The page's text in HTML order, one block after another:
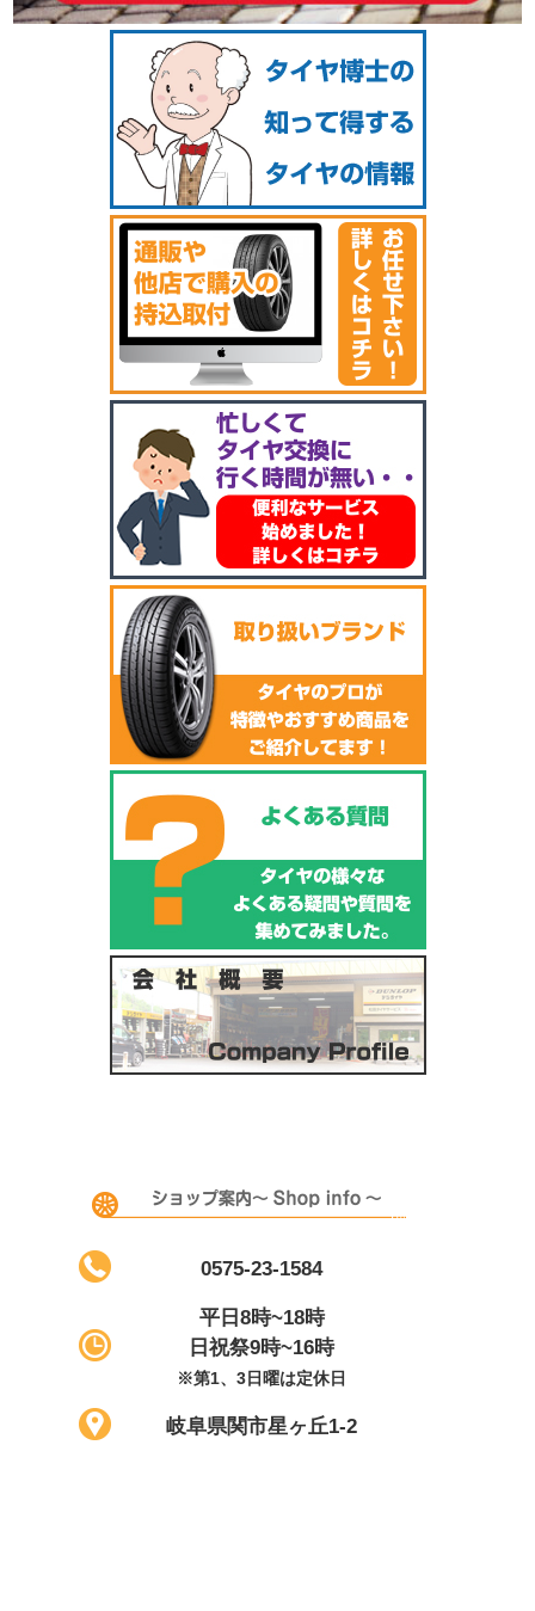
0575-23-1584
平日8時~18時
日祝祭9時~16時
※第1、3日曜は定休日
岐阜県関市星ヶ丘1-2